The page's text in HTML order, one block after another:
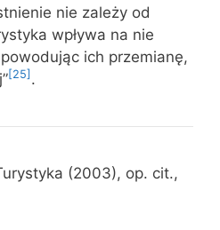
nie zależy od
wpływa na nie
ich przemianę,
[25] .
(2003), op. cit.,